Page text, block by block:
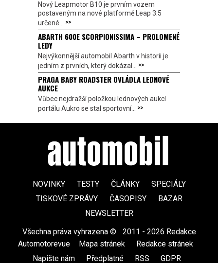
Nový Leapmotor B10 je prvním vozem
postaveným na nové platformě Leap 3.5
určené... >>
ABARTH 600E SCORPIONISSIMA – PROLOMENÉ
LEDY
Nejvýkonnější automobil Abarth v historii je
jedním z prvních, který dokázal... >>
PRAGA BABY ROADSTER OVLÁDLA LEDNOVÉ
AUKCE
Vůbec nejdražší položkou lednových aukcí
portálu Aukro se stal sportovní... >>
NOVINKY TESTY ČLÁNKY
SPECIÁLY
TISKOVÉ ZPRÁVY
ČASOPISY
BAZAR
NEWSLETTER
Všechna práva vyhrazena ©
2011 - 2026 Redakce
Automotorevue
Mapa stránek Redakce stránek
Napište nám
Předplatné RSS GDPR